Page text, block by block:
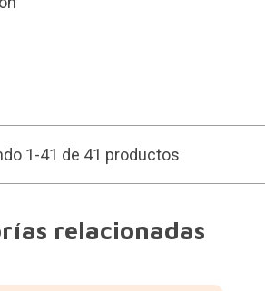
1-41 de 41 productos
relacionadas